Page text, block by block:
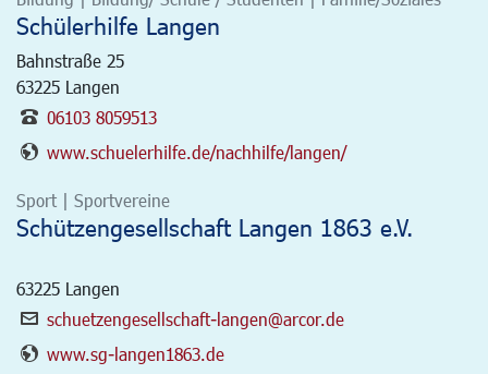
Schülerhilfe Langen
Bahnstraße 25
63225 Langen
06103 8059513
www.schuelerhilfe.de/nachhilfe/langen/
Sport | Sportvereine
Schützengesellschaft Langen 1863 e.V.
63225 Langen
schuetzengesellschaft-langen@arcor.de
www.sg-langen1863.de